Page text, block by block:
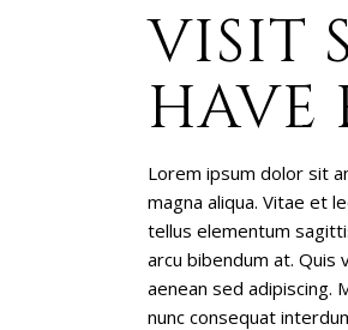
VISIT
HAVE
Lorem ipsum dolor sit
magna aliqua. Vitae et
tellus elementum
arcu bibendum at. Quis
aenean sed adipiscing.
nunc consequat